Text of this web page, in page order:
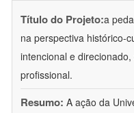
Título do Projeto:a
na perspectiva histórico-
intencional e
profissional.
Resumo: A ação da